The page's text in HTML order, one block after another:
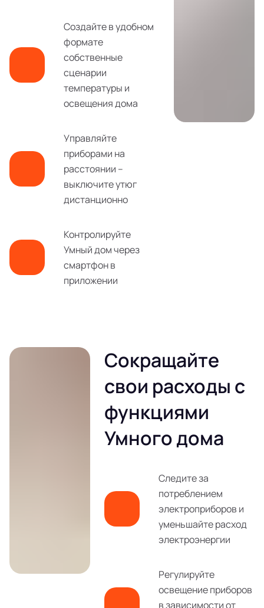
Создайте в удобном
формате
собственные
сценарии
температуры и
освещения дома
Управляйте
приборами на
расстоянии –
выключите утюг
дистанционно
Контролируйте
Умный дом через
смартфон в
приложении
Сокращайте
свои расходы с
функциями
Умного дома
Следите за
потреблением
электроприборов и
уменьшайте расход
электроэнергии
Регулируйте
освещение приборов
в зависимости от